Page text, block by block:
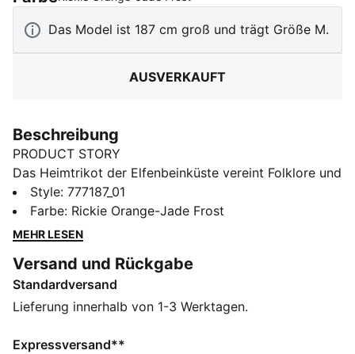
Das Model ist 187 cm groß und trägt Größe M.
AUSVERKAUFT
Beschreibung
PRODUCT STORY
Das Heimtrikot der Elfenbeinküste vereint Folklore und
Fußball miteinander. Das Design ist von der filigranen
Schönheit der traditionellen Trachten inspiriert und
feiert die Kunst, Kultur und den unaufhaltsamen Spirit
FEATURES + VORTEILE
Als Teil des RE:FIBRE-Programms ist dieses
Kleidungsstück zu mindestens 95 % aus
gebrauchten Materialien hergestellt
Style: 777187_01
Farbe: Rickie Orange-Jade Frost
MEHR LESEN
Versand und Rückgabe
Standardversand
Lieferung innerhalb von 1-3 Werktagen.
Expressversand**